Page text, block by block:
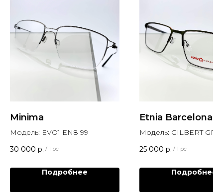
Minima
Модель: EVO1 EN8 99
30 000 р. / 1 pc
Подробнее
Etnia Barcelona
Модель: GILBERT
25 000 р. / 1 pc
Подробнее